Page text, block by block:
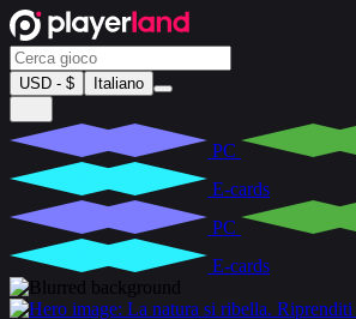
USD - $ Italiano
PC
E-cards
PC
E-cards